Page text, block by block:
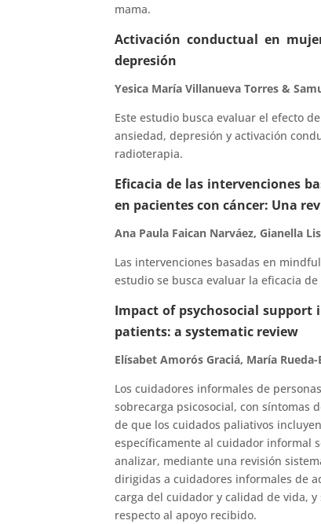
mama.
Activación conductual en
depresión
Yesica María Villanueva Torres &
Este estudio busca evaluar el efecto
ansiedad, depresión y activación
radioterapia.
Eficacia de las intervenciones
en pacientes con cáncer: Una
Ana Paula Faican Narváez, Gianella
Las intervenciones basadas en
estudio se busca evaluar la eficacia
Impact of psychosocial
patients: a systematic review
Elísabet Amorós Graciá, María
Los cuidadores informales de
sobrecarga psicosocial, con síntomas
de que los cuidados paliativos
específicamente al cuidador informal
analizar, mediante una revisión
dirigidas a cuidadores informales de
carga del cuidador y calidad de vida,
respecto al apoyo recibido.